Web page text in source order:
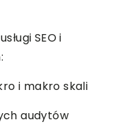
SEO i
i makro skali
audytów